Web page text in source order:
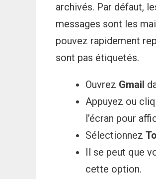
archivés. Par défaut,
messages sont les
pouvez rapidement
sont pas étiquetés.
Ouvrez Gmail
Appuyez ou
l’écran pour
Sélectionnez
Il se peut que
cette option.